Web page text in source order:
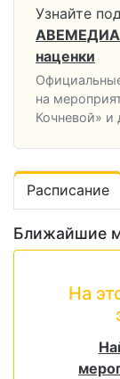
Узнайте
АВЕМЕДИА
наценки
на
Кочневой» и
Расписание
Ближайшие
На